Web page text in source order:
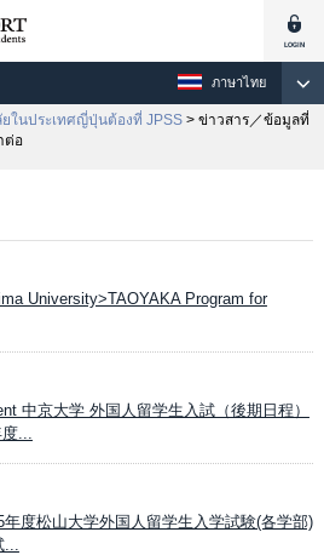
ภาษาไทย
นประเทศญี่ปุ่นต้องที่ JPSS > ข่าวสาร／ข้อมูลที่
ต่อ
University>TAOYAKA Program for
中京大学 外国人留学生入試（後期日程）
...
度松山大学外国人留学生入学試験(各学部)
...